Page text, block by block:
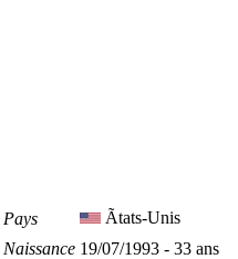
Pays
Ãtats-Unis
Naissance 19/07/1993 - 33 ans